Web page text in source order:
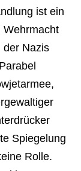
ist ein
Wehrmacht
der Nazis
Spiegelung
Rolle.